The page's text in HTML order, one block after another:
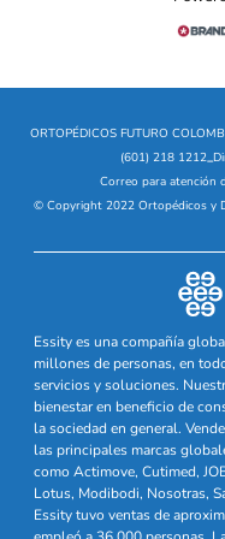
ORTOPÉDICOS FUTURO
(601) 218 1212_
Correo para atención
© Copyright 2022 Ortopédicos y
Essity es una compañía
millones de personas, en
servicios y soluciones.
bienestar en beneficio de
la sociedad en general.
las principales marcas
como Actimove, Cutimed,
Lotus, Modibodi, Nosotras,
Essity tuvo ventas de